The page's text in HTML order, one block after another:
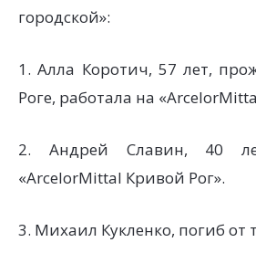
городской»:
1. Алла Коротич, 57 лет,
Роге, работала на
2. Андрей Славин, 40
«ArcelorMittal Кривой Рог».
3. Михаил Кукленко, погиб от